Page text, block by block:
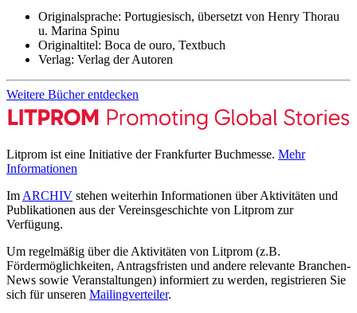
Originalsprache: Portugiesisch, übersetzt von Henry Thorau
u. Marina Spinu
Originaltitel: Boca de ouro, Textbuch
Verlag: Verlag der Autoren
Weitere Bücher entdecken
Litprom ist eine Initiative der Frankfurter Buchmesse. Mehr
Informationen
Im ARCHIV stehen weiterhin Informationen über Aktivitäten und
Publikationen aus der Vereinsgeschichte von Litprom zur
Verfügung.
Um regelmäßig über die Aktivitäten von Litprom (z.B.
Fördermöglichkeiten, Antragsfristen und andere relevante Branchen-
News sowie Veranstaltungen) informiert zu werden, registrieren Sie
sich für unseren Mailingverteiler.